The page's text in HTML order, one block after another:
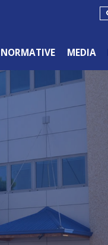
NORMATIVE MEDIA